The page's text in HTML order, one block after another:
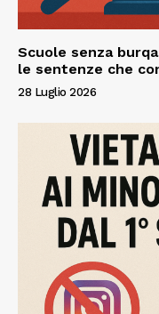
Scuole senza
le sentenze che
28 Luglio 2026